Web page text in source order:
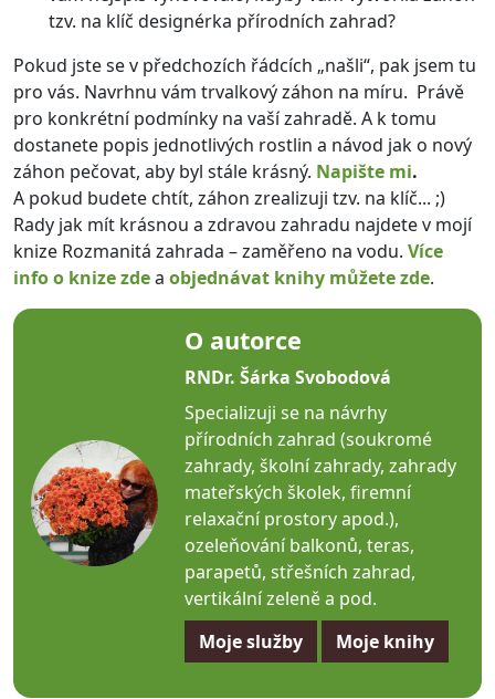
tzv. na klíč designérka přírodních zahrad?
Pokud jste se v předchozích řádcích „našli“, pak jsem tu
pro vás. Navrhnu vám trvalkový záhon na míru. Právě
pro konkrétní podmínky na vaší zahradě. A k tomu
dostanete popis jednotlivých rostlin a návod jak o nový
záhon pečovat, aby byl stále krásný. Napište mi.
A pokud budete chtít, záhon zrealizuji tzv. na klíč... ;)
Rady jak mít krásnou a zdravou zahradu najdete v mojí
knize Rozmanitá zahrada – zaměřeno na vodu. Více
info o knize zdea objednávat knihy můžete zde.
O autorce
RNDr. Šárka Svobodová
Specializuji se na návrhy
přírodních zahrad (soukromé
zahrady, školní zahrady, zahrady
mateřských školek, firemní
relaxační prostory apod.),
ozeleňování balkonů, teras,
parapetů, střešních zahrad,
vertikální zeleně a pod.
Moje služby
Moje knihy